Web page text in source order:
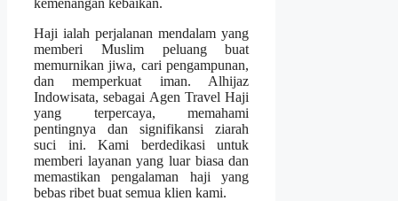
kemenangan kebaikan.
Haji ialah perjalanan mendalam yang
memberi Muslim peluang buat
memurnikan jiwa, cari pengampunan,
dan memperkuat iman. Alhijaz
Indowisata, sebagai Agen Travel Haji
yang terpercaya, memahami
pentingnya dan signifikansi ziarah
suci ini. Kami berdedikasi untuk
memberi layanan yang luar biasa dan
memastikan pengalaman haji yang
bebas ribet buat semua klien kami.